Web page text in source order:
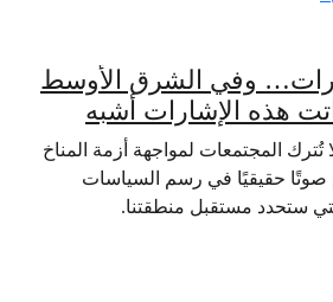
وفي الشرق الأوسط
هذه الإشارات أشبه
تُترك المجتمعات لمواجهة أزمة المناخ
صوتًا حقيقيًا في رسم السياسات
ستحدد مستقبل منطقتنا.